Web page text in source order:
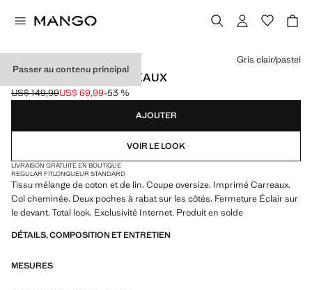
Passer au contenu principal
VESTE BOMBER CARREAUX
Prix initial barré [US$ 149,99 ]
US$ 149,99
Prix actuel [US$ 69,99 ]
US$ 69,99-53 %
Choisissez une couleur
Gris clair/pastel
AJOUTER
VOIR LE LOOK
LIVRAISON GRATUITE EN BOUTIQUE
REGULAR FITLONGUEUR STANDARD
Tissu mélange de coton et de lin. Coupe oversize. Imprimé Carreaux.
Col cheminée. Deux poches à rabat sur les côtés. Fermeture Éclair sur
le devant. Total look. Exclusivité Internet. Produit en solde
DÉTAILS, COMPOSITION ET ENTRETIEN
MESURES